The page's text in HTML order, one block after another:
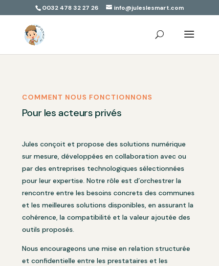
0032 478 32 27 26 info@juleslesmart.com
COMMENT NOUS FONCTIONNONS
Pour les acteurs privés
Jules conçoit et propose des solutions numérique
sur mesure, développées en collaboration avec ou
par des entreprises technologiques sélectionnées
pour leur expertise. Notre rôle est d’orchestrer la
rencontre entre les besoins concrets des communes
et les meilleures solutions disponibles, en assurant la
cohérence, la compatibilité et la valeur ajoutée des
outils proposés.
Nous encourageons une mise en relation structurée
et confidentielle entre les prestataires et les